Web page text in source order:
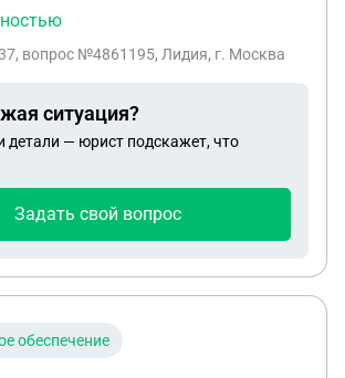
насколько важно, но ребенок
лет и какие они будут при моей зп -
, вопрос №4861195, Лидия, г. Москва
ситуация?
детали — юрист подскажет, что
Задать свой вопрос
обеспечение